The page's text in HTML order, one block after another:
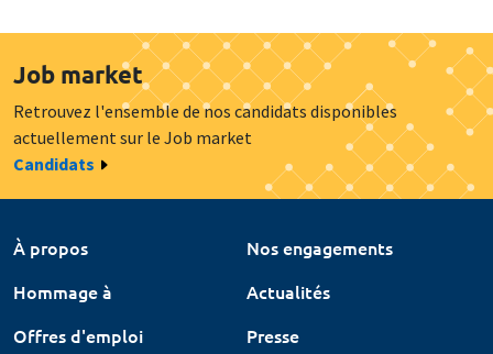
Job market
Retrouvez l'ensemble de nos candidats disponibles
actuellement sur le Job market
Candidats
À propos
Nos engagements
Hommage à
Actualités
Offres d'emploi
Presse